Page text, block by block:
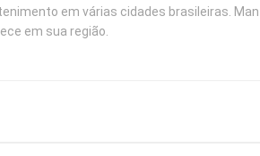
em várias cidades brasileiras.
em sua região.